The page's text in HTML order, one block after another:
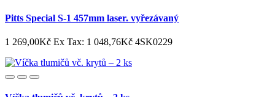
Pitts Special S-1 457mm laser. vyřezávaný
1 269,00Kč Ex Tax: 1 048,76Kč 4SK0229